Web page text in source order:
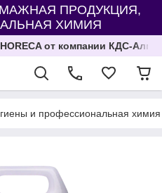
ПРОДУКЦИЯ,
ХИМИЯ
от компании КДС-
и профессиональная химия